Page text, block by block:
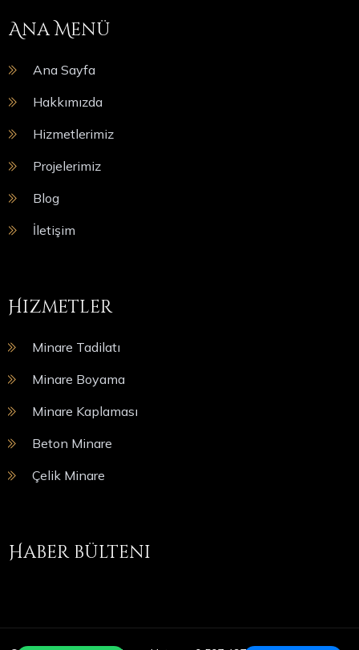
Ana Menü
Ana Sayfa
Hakkımızda
Hizmetlerimiz
Projelerimiz
Blog
İletişim
Hizmetler
Minare Tadilatı
Minare Boyama
Minare Kaplaması
Beton Minare
Çelik Minare
Haber bülteni